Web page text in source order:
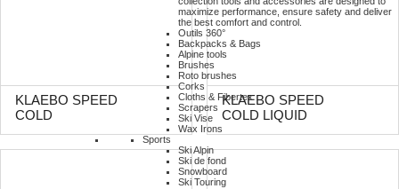
maximize performance, ensure safety and deliver
the best comfort and control.
Outils 360°
Backpacks & Bags
Alpine tools
Brushes
Roto brushes
Corks
Cloths & Fibertex
Scrapers
Ski Vise
Wax Irons
Sports
Ski Alpin
Ski de fond
Snowboard
Ski Touring
KLAEBO SPEED
COLD
KLAEBO SPEED
COLD LIQUID